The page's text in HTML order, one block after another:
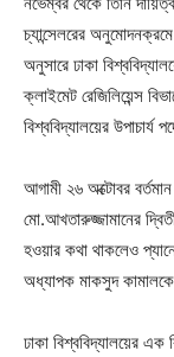
চ্যান্সেলরের
অনুসারে ঢাকা
ক্লাইমেট রেজিলিয়েন্স
বিশ্ববিদ্যালয়ের উপাচার্য
আগামী ২৬ অক্টোবর
মো.আখতারুজ্জামানের
হওয়ার কথা থাকলেও
অধ্যাপক মাকসুদ কামালকে
ঢাকা বিশ্ববিদ্যালয়ের এক